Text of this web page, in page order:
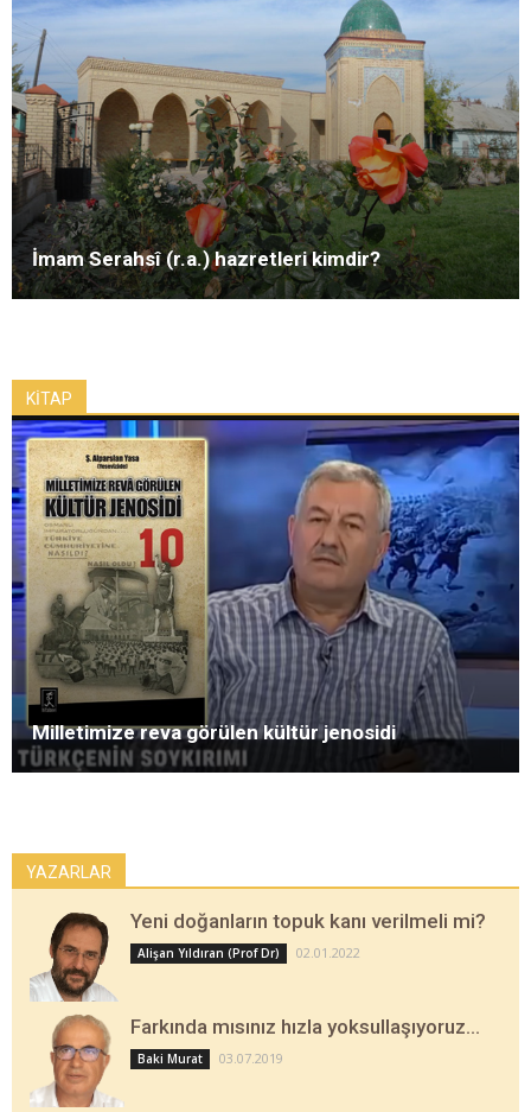
İmam Serahsî (r.a.) hazretleri kimdir?
KİTAP
Milletimize reva görülen kültür jenosidi
YAZARLAR
Yeni doğanların topuk kanı verilmeli mi?
Alişan Yıldıran (Prof Dr) 02.01.2022
Farkında mısınız hızla yoksullaşıyoruz…
Baki Murat 03.07.2019